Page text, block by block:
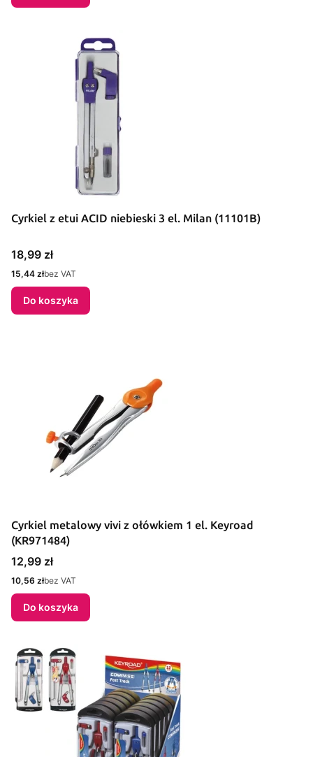
Cyrkiel z etui ACID niebieski 3 el. Milan (11101B)
Cena
18,99 zł
Cena
15,44 złbez VAT
Do koszyka
Cyrkiel metalowy vivi z ołówkiem 1 el. Keyroad
(KR971484)
Cena
12,99 zł
Cena
10,56 złbez VAT
Do koszyka